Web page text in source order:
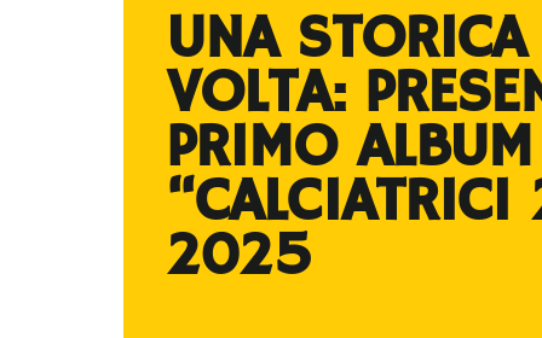
UNA
VOLTA:
PRIMO
2025